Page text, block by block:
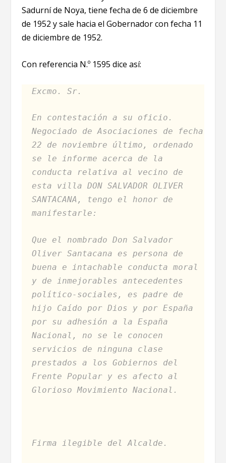
Sadurní de Noya, tiene fecha de 6 de diciembre
de 1952 y sale hacia el Gobernador con fecha 11
de diciembre de 1952.
Con referencia N.º 1595 dice así:
Excmo. Sr.
En contestación a su oficio.
Negociado de Asociaciones de fecha
22 de noviembre último, ordenado
se le informe acerca de la
conducta relativa al vecino de
esta villa DON SALVADOR OLIVER
SANTACANA, tengo el honor de
manifestarle:
Que el nombrado Don Salvador
Oliver Santacana es persona de
buena e intachable conducta moral
y de inmejorables antecedentes
político-sociales, es padre de
hijo Caído por Dios y por España
por su adhesión a la España
Nacional, no se le conocen
servicios de ninguna clase
prestados a los Gobiernos del
Frente Popular y es afecto al
Glorioso Movimiento Nacional.
Firma ilegible del Alcalde.